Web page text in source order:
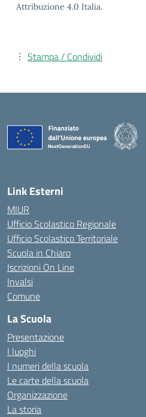
Attribuzione 4.0 Italia.
Stampa / Condividi
Link Esterni
MIUR
Ufficio Scolastico Regionale
Ufficio Scolastico Territoriale
Scuola in Chiaro
Iscrizioni On Line
Invalsi
Comune
La Scuola
Presentazione
I luoghi
I numeri della scuola
Le carte della scuola
Organizzazione
La storia